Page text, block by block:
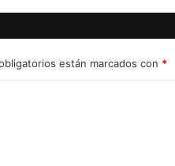
están marcados con *